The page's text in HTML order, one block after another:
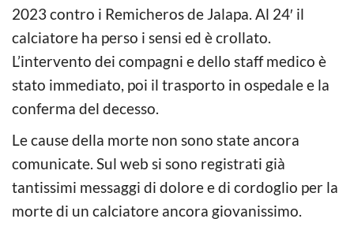
2023 contro i Remicheros de Jalapa. Al 24′ il
calciatore ha perso i sensi ed è crollato.
L’intervento dei compagni e dello staff medico è
stato immediato, poi il trasporto in ospedale e la
conferma del decesso.
Le cause della morte non sono state ancora
comunicate. Sul web si sono registrati già
tantissimi messaggi di dolore e di cordoglio per la
morte di un calciatore ancora giovanissimo.